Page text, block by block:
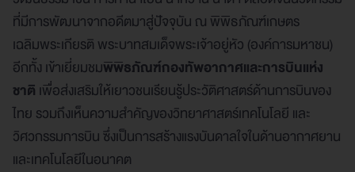
ที่มีการพัฒนาจากอดีตมาสู่ปัจจุบัน ณ พิพิธภัณฑ์เกษตร
เฉลิมพระเกียรติ พระบาทสมเด็จพระเจ้าอยู่หัว (องค์การมหาชน)
อีกทั้ง เข้าเยี่ยมชมพิพิธภัณฑ์กองทัพอากาศและการบินแห่ง
ชาติ เพื่อส่งเสริมให้เยาวชนเรียนรู้ประวัติศาสตร์ด้านการบินของ
ไทย รวมถึงเห็นความสำคัญของวิทยาศาสตร์เทคโนโลยี และ
วิศวกรรมการบิน ซึ่งเป็นการสร้างแรงบันดาลใจในด้านอากาศยาน
และเทคโนโลยีในอนาคต